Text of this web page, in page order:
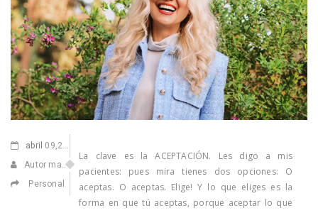
abril 09,2021
Autor manuel
Personal
La clave es la ACEPTACIÓN. Les digo a mis
pacientes: pues mira tienes dos opciones: O
aceptas. O aceptas. Elige! Y lo que eliges es la
forma en que tú aceptas, porque aceptar lo que